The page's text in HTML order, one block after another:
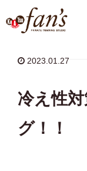
ホーム/ fan'sか
2023.01.27
冷え性
グ！！